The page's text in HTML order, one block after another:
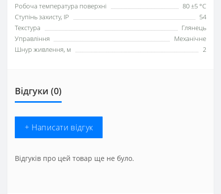
Робоча температура поверхні
80 ±5 °С
Ступінь захисту, IP
54
Текстура
Глянець
Управління
Механічне
Шнур живлення, м
2
Відгуки (0)
+ Написати відгук
Відгуків про цей товар ще не було.